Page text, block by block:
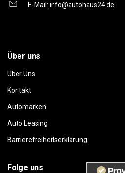
E-Mail: info@autohaus24.de
Über uns
Über Uns
Kontakt
Automarken
Auto Leasing
Barrierefreiheitserklärung
Folge uns